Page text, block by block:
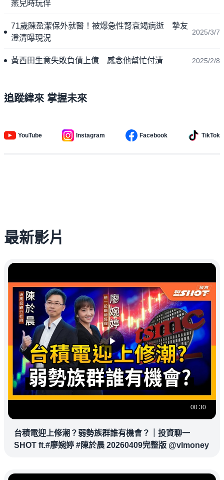
燕兒時玩伴
71歲陳盈潔保外就醫！被爆急性腎衰竭病逝 摯友
澄清曝現況
2025/3/7
黃西田生意失敗負債上億 感念他幫忙付清 2025/2/8
追蹤緯來 掌握未來
YouTube Instagram Facebook TikTok
最新影片
00:30
台積電迎上修潮？弱勢族群誰有機會？｜投資聊一
SHOT ft.#廖婉婷 #陳於晨 20260409完整版 @vlmoney